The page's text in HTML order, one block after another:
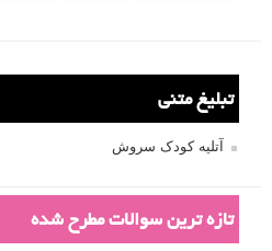
تبلیغ متنی
آتلیه کودک سروش
تازه ترین سوالات مطرح شده